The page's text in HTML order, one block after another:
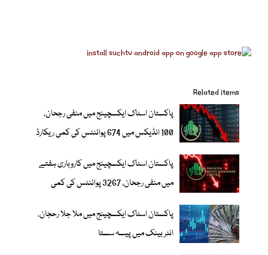
Related items
پاکستان اسٹاک ایکسچینج میں منفی رجحان،
100 انڈیکس میں 674 پوائنٹس کی کمی ریکارڈ
پاکستان اسٹاک ایکسچینج میں کاروباری ہفتے
میں منفی رجحان، 3267 پوائنٹس کی کمی
پاکستان اسٹاک ایکسچینج میں ملا جلا رحجان،
انٹر بینک میں پیسہ سستا